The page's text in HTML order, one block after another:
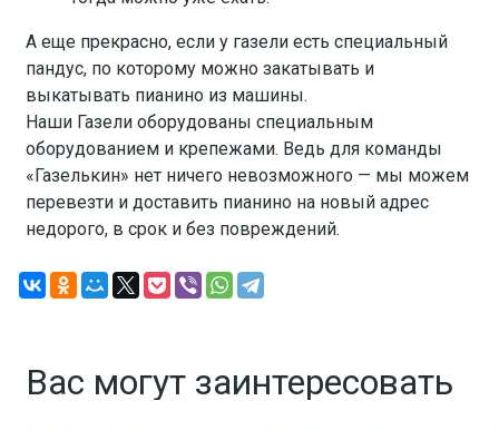
А еще прекрасно, если у газели есть специальный
пандус, по которому можно закатывать и
выкатывать пианино из машины.
Наши Газели оборудованы специальным
оборудованием и крепежами. Ведь для команды
«Газелькин» нет ничего невозможного — мы можем
перевезти и доставить пианино на новый адрес
недорого, в срок и без повреждений.
Вас могут заинтересовать